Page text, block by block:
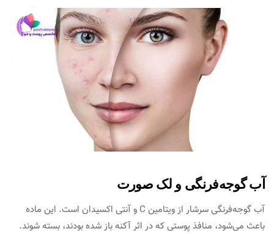
آب گوجه‌فرنگی و لک صورت
آب گوجه‌فرنگی سرشار از ویتامین C و آنتی اکسیدان است. این ماده
باعث ‌‌می‌شود، منافذ پوستی که در اثر آکنه باز شده بودند، بسته شوند.